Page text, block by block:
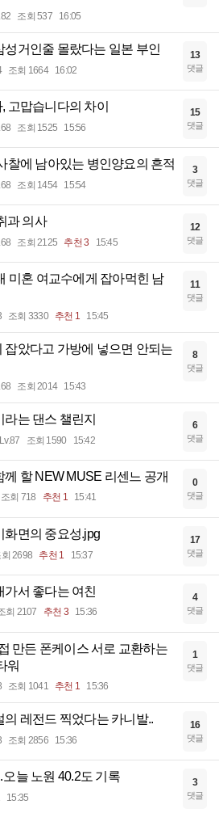
조회 537 16:05
성거인줄 몰랐다는 일본 부인
조회 1664 16:02
13
댓글
고맙습니다의 차이
조회 1525 15:56
15
댓글
찰에 남아있는 병인양요의 흔적
조회 1454 15:54
3
댓글
과 의사
조회 2125 추천 3 15:45
12
댓글
미혼 여교수에게 잡아먹힌 남
조회 3330 추천 1 15:45
11
댓글
잡았다고 가방에 넣으면 안되는
조회 2014 15:43
8
댓글
라는 댄스 챌린지
Lv.87 조회 1590 15:42
6
댓글
께 할 NEW MUSE 리센느 공개
조회 718 추천 1 15:41
0
댓글
화면의 중요성.jpg
2698 추천 1 15:37
17
댓글
가서 좋다는 여친
회 2107 추천 3 15:36
4
댓글
만든 폰케이스 서로 교환하는
워
조회 1041 추천 1 15:36
1
댓글
의 레전드 찍었다는 카니발..
조회 2856 15:36
16
댓글
늘 노원 40.2도 기록
15:35
3
댓글